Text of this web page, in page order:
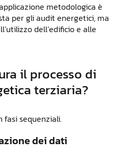
metodologica è
per gli audit energetici, ma
dell’edificio e alle
il processo di
terziaria?
fasi sequenziali.
dei dati